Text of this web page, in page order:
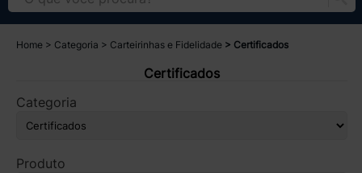
Home Categoria Carteirinhas e Fidelidade Certificados
Certificados
Categoria
Produto